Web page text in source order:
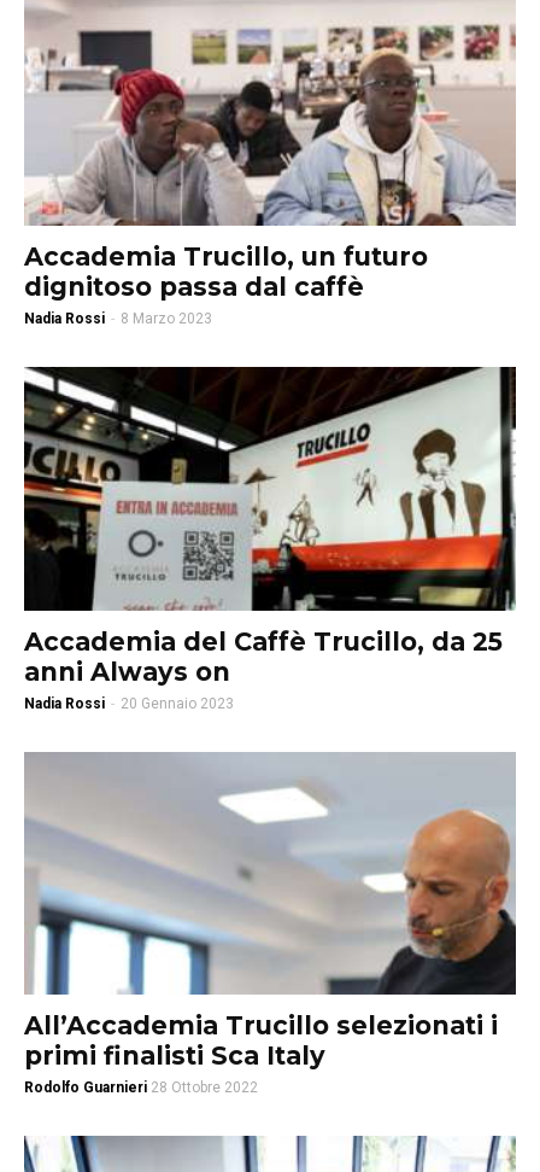
Accademia Trucillo, un futuro
dignitoso passa dal caffè
Nadia Rossi - 8 Marzo 2023
Accademia del Caffè Trucillo, da 25
anni Always on
Nadia Rossi - 20 Gennaio 2023
All’Accademia Trucillo selezionati i
primi finalisti Sca Italy
Rodolfo Guarnieri 28 Ottobre 2022